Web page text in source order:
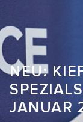
NEU:
JANUAR